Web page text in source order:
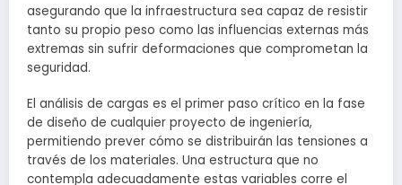
asegurando que la infraestructura sea capaz de resistir
tanto su propio peso como las influencias externas más
extremas sin sufrir deformaciones que comprometan la
seguridad.
El análisis de cargas es el primer paso crítico en la fase
de diseño de cualquier proyecto de ingeniería,
permitiendo prever cómo se distribuirán las tensiones a
través de los materiales. Una estructura que no
contempla adecuadamente estas variables corre el